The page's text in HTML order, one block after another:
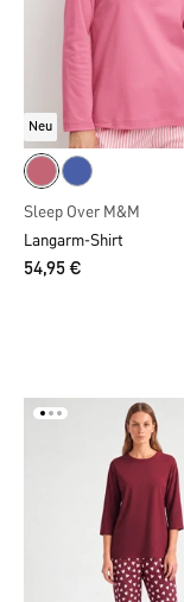
Neu
Sleep Over M&M
Langarm-Shirt
54,95 €